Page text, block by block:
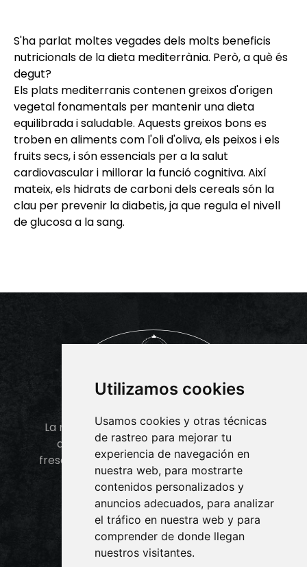
Utilizamos cookies
Usamos cookies y otras técnicas
de rastreo para mejorar tu
experiencia de navegación en
nuestra web, para mostrarte
contenidos personalizados y
anuncios adecuados, para analizar
el tráfico en nuestra web y para
comprender de donde llegan
nuestros visitantes.
S'ha parlat moltes vegades dels molts beneficis
nutricionals de la dieta mediterrània. Però, a què és
degut?
Els plats mediterranis contenen greixos d'origen
vegetal fonamentals per mantenir una dieta
equilibrada i saludable. Aquests greixos bons es
troben en aliments com l'oli d'oliva, els peixos i els
fruits secs, i són essencials per a la salut
cardiovascular i millorar la funció cognitiva. Així
mateix, els hidrats de carboni dels cereals són la
clau per prevenir la diabetis, ja que regula el nivell
de glucosa a la sang.
La nostra cuina ofereix una gran varietat
de plats preparats amb ingredients
frescos i de qualitat per oferir-vos el millor
sabor possible.